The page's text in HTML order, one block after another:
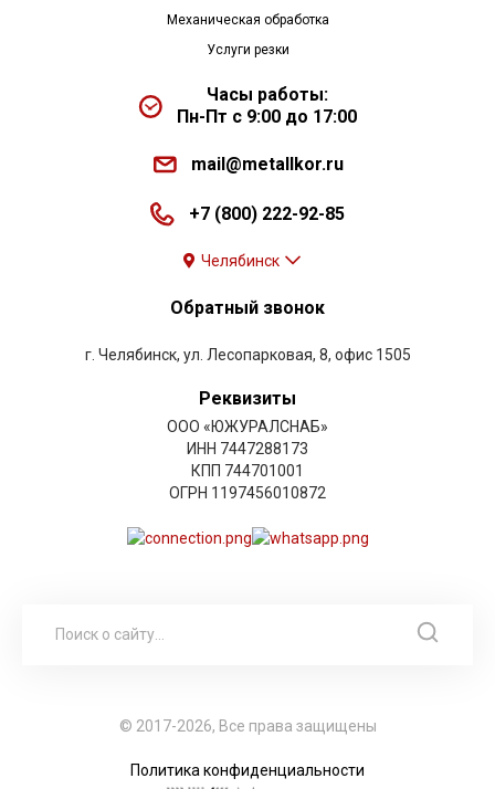
Механическая обработка
Услуги резки
Часы работы:
Пн-Пт с 9:00 до 17:00
mail@metallkor.ru
+7 (800) 222-92-85
Челябинск
Обратный звонок
г. Челябинск, ул. Лесопарковая, 8, офис 1505
Реквизиты
ООО «ЮЖУРАЛСНАБ»
ИНН 7447288173
КПП 744701001
ОГРН 1197456010872
© 2017-2026, Все права защищены
Политика конфиденциальности